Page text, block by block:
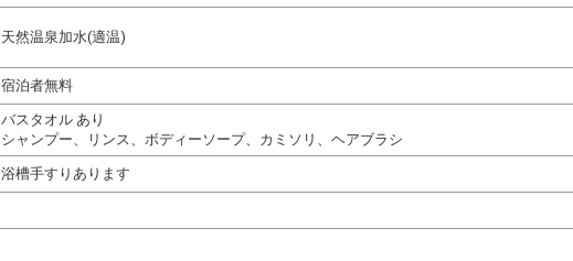
天然温泉加水(適温)
宿泊者無料
バスタオル あり
シャンプー、リンス、ボディーソープ、カミソリ、ヘアブラシ
浴槽手すりあります